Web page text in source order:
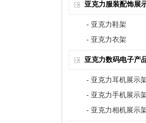
亚克力服装配饰展
- 亚克力鞋架
- 亚克力衣架
亚克力数码电子产
- 亚克力耳机展示
- 亚克力手机展示
- 亚克力相机展示